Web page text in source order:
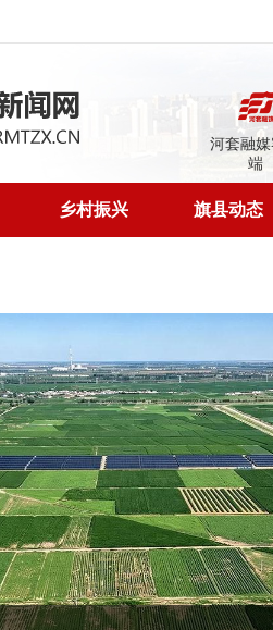
河套融
端
乡村振兴 旗县动态